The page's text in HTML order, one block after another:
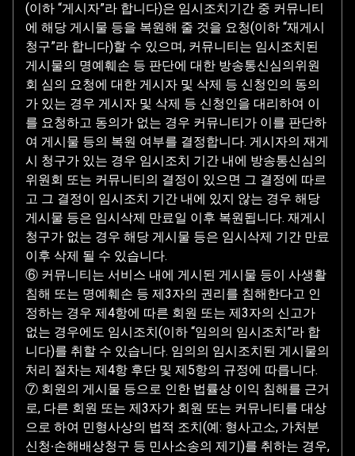
(이하 “게시자”라 합니다)은 임시조치기간 중 커뮤니티
에 해당 게시물 등을 복원해 줄 것을 요청(이하 “재게시
청구”라 합니다)할 수 있으며, 커뮤니티는 임시조치된
게시물의 명예훼손 등 판단에 대한 방송통신심의위원
회 심의 요청에 대한 게시자 및 삭제 등 신청인의 동의
가 있는 경우 게시자 및 삭제 등 신청인을 대리하여 이
를 요청하고 동의가 없는 경우 커뮤니티가 이를 판단하
여 게시물 등의 복원 여부를 결정합니다. 게시자의 재게
시 청구가 있는 경우 임시조치 기간 내에 방송통신심의
위원회 또는 커뮤니티의 결정이 있으면 그 결정에 따르
고 그 결정이 임시조치 기간 내에 있지 않는 경우 해당
게시물 등은 임시삭제 만료일 이후 복원됩니다. 재게시
청구가 없는 경우 해당 게시물 등은 임시삭제 기간 만료
이후 삭제 될 수 있습니다.
⑥ 커뮤니티는 서비스 내에 게시된 게시물 등이 사생활
침해 또는 명예훼손 등 제3자의 권리를 침해한다고 인
정하는 경우 제4항에 따른 회원 또는 제3자의 신고가
없는 경우에도 임시조치(이하 “임의의 임시조치”라 합
니다)를 취할 수 있습니다. 임의의 임시조치된 게시물의
처리 절차는 제4항 후단 및 제5항의 규정에 따릅니다.
⑦ 회원의 게시물 등으로 인한 법률상 이익 침해를 근거
로, 다른 회원 또는 제3자가 회원 또는 커뮤니티를 대상
으로 하여 민형사상의 법적 조치(예: 형사고소, 가처분
신청∙손해배상청구 등 민사소송의 제기)를 취하는 경우,